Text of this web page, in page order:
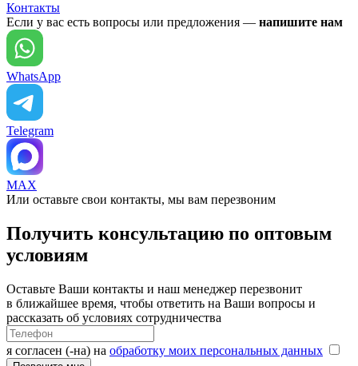
Контакты
Если у вас есть вопросы или предложения — напишите нам
WhatsApp
Telegram
MAX
Или оставьте свои контакты, мы вам перезвоним
Получить консультацию по оптовым
условиям
Оставьте Ваши контакты и наш менеджер перезвонит
в ближайшее время, чтобы ответить на Ваши вопросы и
рассказать об условиях сотрудничества
я согласен (-на) на обработку моих персональных данных